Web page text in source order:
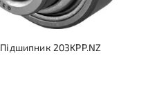
Підшипник 203KPP.NZ